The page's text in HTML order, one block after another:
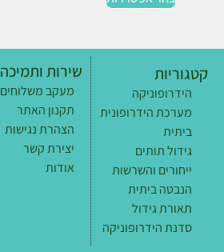
קטגוריות
הידרופוניקה
מערכת הידרופונית
ביתית
גידול תותים
ייחורים והשרשות
הנבטה ביתית
תאורת גידול
סדנת הידרופוניקה
שירות ותמיכה
מעקב משלוחים
תקנון האתר
הצהרת נגישות
יצירת קשר
אודות